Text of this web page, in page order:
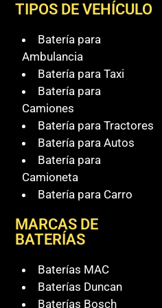
TIPOS DE VEHÍCULO
Batería para
Ambulancia
Batería para Taxi
Batería para
Camiones
Batería para Tractores
Batería para Autos
Batería para
Camioneta
Batería para Carro
MARCAS DE
BATERÍAS
Baterías MAC
Baterías Duncan
Baterías Bosch